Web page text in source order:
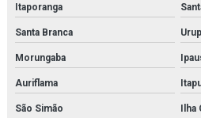
Itaporanga
Santa Branca
Morungaba
Auriflama
São Simão Ilha